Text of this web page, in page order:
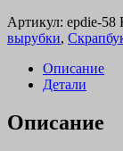
Артикул: epdie-58
вырубки,
Описание
Детали
Описание